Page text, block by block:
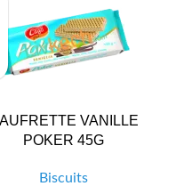
VANILLE
POKER 45G
Biscuits